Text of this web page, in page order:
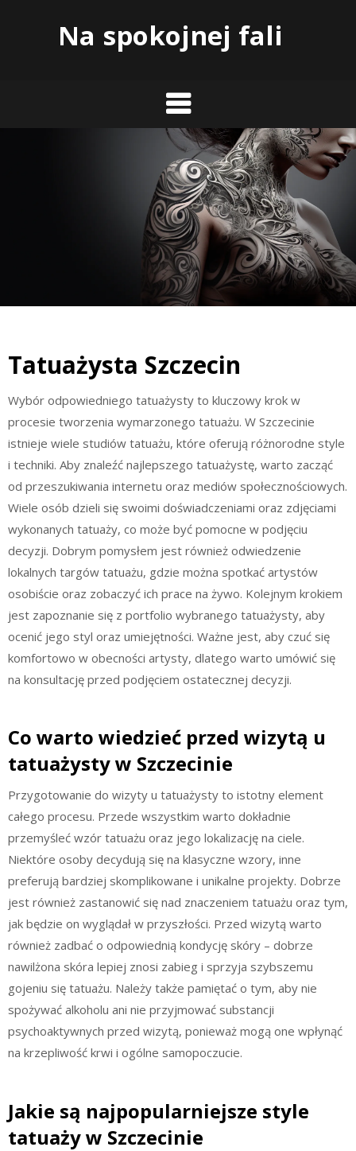
Na spokojnej fali
Tatuażysta Szczecin
Wybór odpowiedniego tatuażysty to kluczowy krok w
procesie tworzenia wymarzonego tatuażu. W Szczecinie
istnieje wiele studiów tatuażu, które oferują różnorodne style
i techniki. Aby znaleźć najlepszego tatuażystę, warto zacząć
od przeszukiwania internetu oraz mediów społecznościowych.
Wiele osób dzieli się swoimi doświadczeniami oraz zdjęciami
wykonanych tatuaży, co może być pomocne w podjęciu
decyzji. Dobrym pomysłem jest również odwiedzenie
lokalnych targów tatuażu, gdzie można spotkać artystów
osobiście oraz zobaczyć ich prace na żywo. Kolejnym krokiem
jest zapoznanie się z portfolio wybranego tatuażysty, aby
ocenić jego styl oraz umiejętności. Ważne jest, aby czuć się
komfortowo w obecności artysty, dlatego warto umówić się
na konsultację przed podjęciem ostatecznej decyzji.
Co warto wiedzieć przed wizytą u
tatuażysty w Szczecinie
Przygotowanie do wizyty u tatuażysty to istotny element
całego procesu. Przede wszystkim warto dokładnie
przemyśleć wzór tatuażu oraz jego lokalizację na ciele.
Niektóre osoby decydują się na klasyczne wzory, inne
preferują bardziej skomplikowane i unikalne projekty. Dobrze
jest również zastanowić się nad znaczeniem tatuażu oraz tym,
jak będzie on wyglądał w przyszłości. Przed wizytą warto
również zadbać o odpowiednią kondycję skóry – dobrze
nawilżona skóra lepiej znosi zabieg i sprzyja szybszemu
gojeniu się tatuażu. Należy także pamiętać o tym, aby nie
spożywać alkoholu ani nie przyjmować substancji
psychoaktywnych przed wizytą, ponieważ mogą one wpłynąć
na krzepliwość krwi i ogólne samopoczucie.
Jakie są najpopularniejsze style
tatuaży w Szczecinie